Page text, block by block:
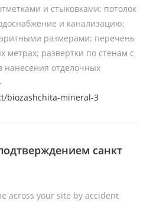
и стыковками; потолок
и канализацию;
размерами; перечень
развертки по стенам с
нанесения отделочных
biozashchita-mineral-3
санкт
across your site by accident